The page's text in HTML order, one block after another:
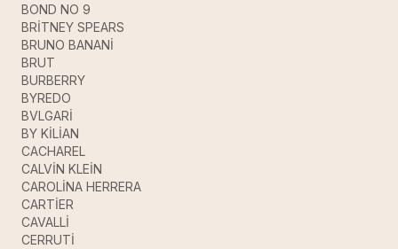
BOND NO 9
BRİTNEY SPEARS
BRUNO BANANİ
BRUT
BURBERRY
BYREDO
BVLGARİ
BY KİLİAN
CACHAREL
CALVİN KLEİN
CAROLİNA HERRERA
CARTİER
CAVALLİ
CERRUTİ